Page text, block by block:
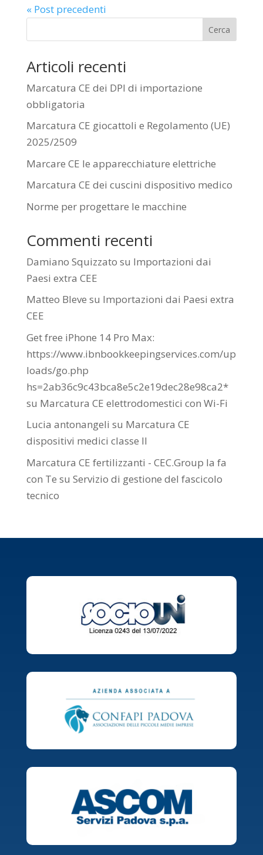
« Post precedenti
Cerca
Articoli recenti
Marcatura CE dei DPI di importazione
obbligatoria
Marcatura CE giocattoli e Regolamento (UE)
2025/2509
Marcare CE le apparecchiature elettriche
Marcatura CE dei cuscini dispositivo medico
Norme per progettare le macchine
Commenti recenti
Damiano Squizzato su Importazioni dai
Paesi extra CEE
Matteo Bleve su Importazioni dai Paesi extra
CEE
Get free iPhone 14 Pro Max:
https://www.ibnbookkeepingservices.com/up
loads/go.php
hs=2ab36c9c43bca8e5c2e19dec28e98ca2*
su Marcatura CE elettrodomestici con Wi-Fi
Lucia antonangeli su Marcatura CE
dispositivi medici classe II
Marcatura CE fertilizzanti - CEC.Group la fa
con Te su Servizio di gestione del fascicolo
tecnico